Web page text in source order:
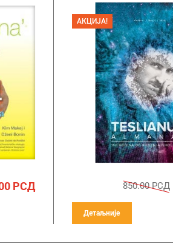
РСД
АКЦИЈА!
850.00РСД
Детаљније